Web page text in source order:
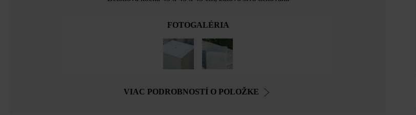
FOTOGALÉRIA
VIAC PODROBNOSTÍ O POLOŽKE